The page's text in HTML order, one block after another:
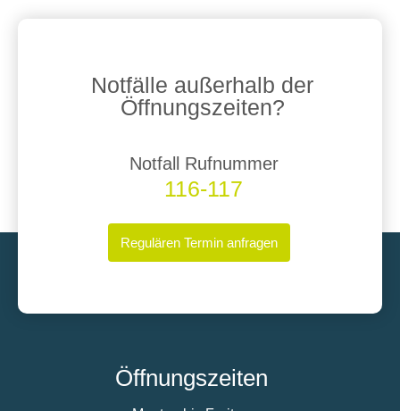
Notfälle außerhalb der
Öffnungszeiten?
Notfall Rufnummer
116-117
Regulären Termin anfragen
Öffnungszeiten